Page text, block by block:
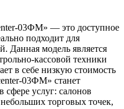
03ФМ» — это доступное
подходит для
Данная модель является
кассовой техники
в себе низкую стоимость
03ФМ» станет
услуг: салонов
торговых точек,